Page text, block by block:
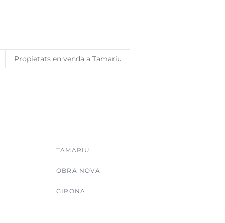
Propietats en venda a Tamariu
TAMARIU
OBRA NOVA
GIRONA